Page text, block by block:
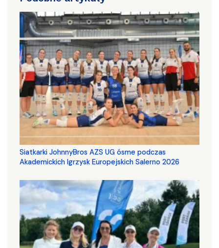
Siatkarki JohnnyBros AZS UG ósme podczas
Akademickich Igrzysk Europejskich Salerno 2026